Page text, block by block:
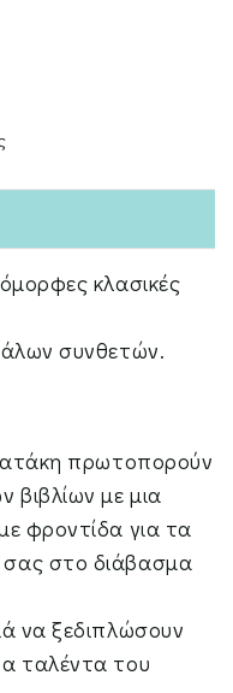
κλασικές
συνθετών.
πρωτοπορούν
βιβλίων με μια
φροντίδα για τα
στο διάβασμα
να ξεδιπλώσουν
ταλέντα του